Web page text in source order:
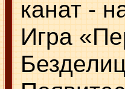
канат -
Игра